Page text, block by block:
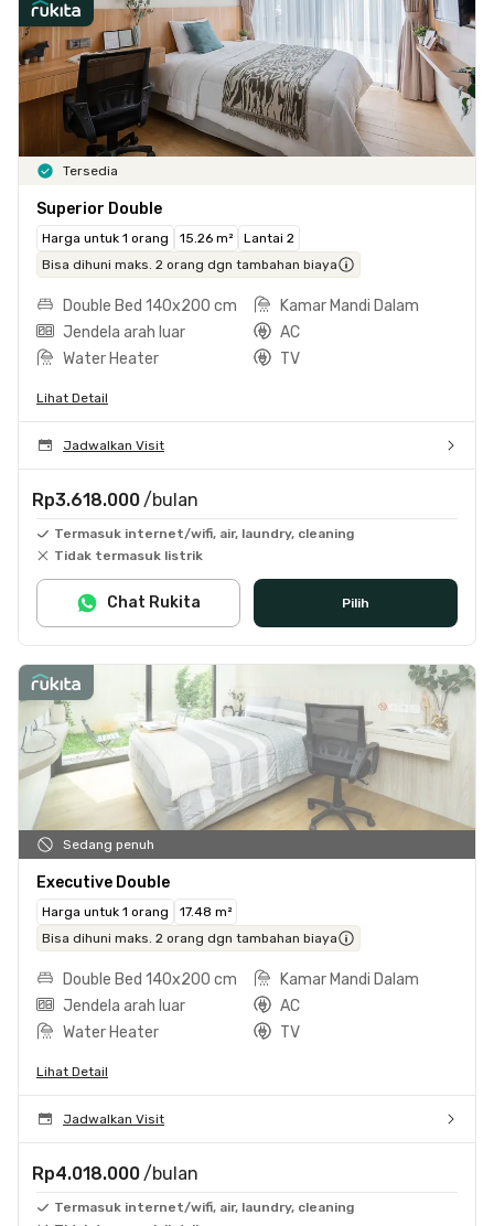
Tersedia
Superior Double
Harga untuk 1 orang 15.26 m²
Lantai 2
Bisa dihuni maks. 2 orang dgn tambahan biaya
Double Bed 140x200 cm
Kamar Mandi Dalam
Jendela arah luar
AC
Water Heater
TV
Lihat Detail
Jadwalkan Visit
Rp3.618.000 /bulan
Termasuk internet/wifi, air, laundry, cleaning
Tidak termasuk listrik
Pilih
Chat Rukita
Sedang penuh
Executive Double
Harga untuk 1 orang
17.48 m²
Bisa dihuni maks. 2 orang dgn tambahan biaya
Double Bed 140x200 cm
Kamar Mandi Dalam
Jendela arah luar
AC
Water Heater
TV
Lihat Detail
Jadwalkan Visit
Rp4.018.000 /bulan
Termasuk internet/wifi, air, laundry, cleaning